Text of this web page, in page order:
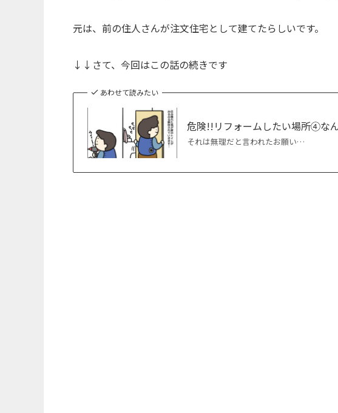
元は、前の住人さんが注文住宅として建てたらしいです。
↓↓さて、今回はこの話の続きです
あわせて読みたい
危険!!リフォームしたい場所④な
それは無理だと言われたお願い…